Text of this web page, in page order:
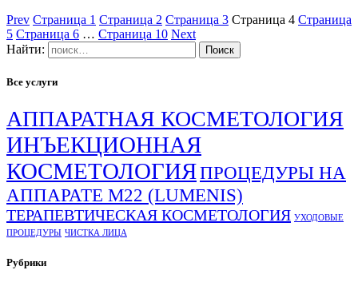
Prev Страница 1 Страница 2 Страница 3 Страница 4 Страница
5 Страница 6 … Страница 10 Next
Найти:
Все услуги
АППАРАТНАЯ КОСМЕТОЛОГИЯ
ИНЪЕКЦИОННАЯ
КОСМЕТОЛОГИЯПРОЦЕДУРЫ НА
АППАРАТЕ М22 (LUMENIS)
ТЕРАПЕВТИЧЕСКАЯ КОСМЕТОЛОГИЯ УХОДОВЫЕ
ПРОЦЕДУРЫ ЧИСТКА ЛИЦА
Рубрики